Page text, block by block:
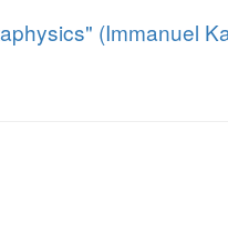
(Immanuel